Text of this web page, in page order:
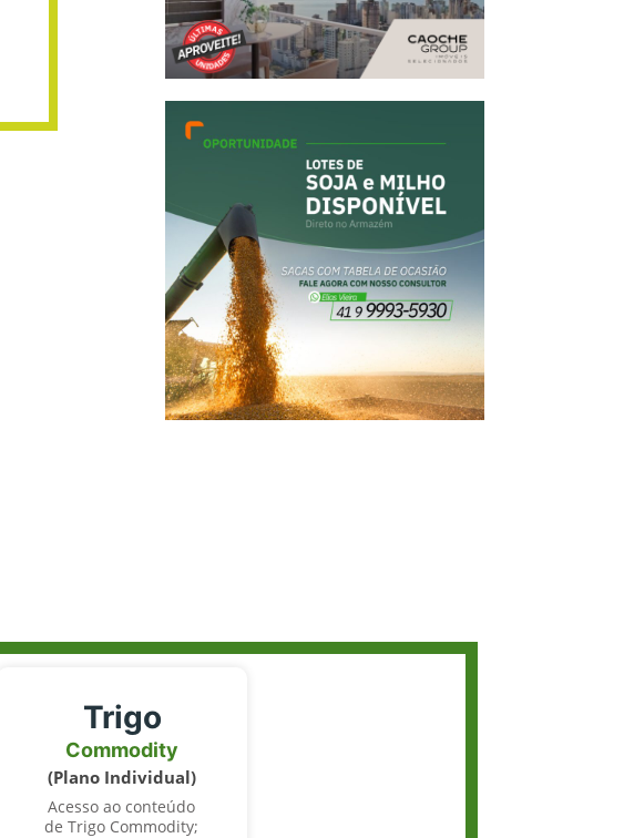
Trigo
Commodity
(Plano Individual)
Acesso ao conteúdo
de Trigo Commodity;